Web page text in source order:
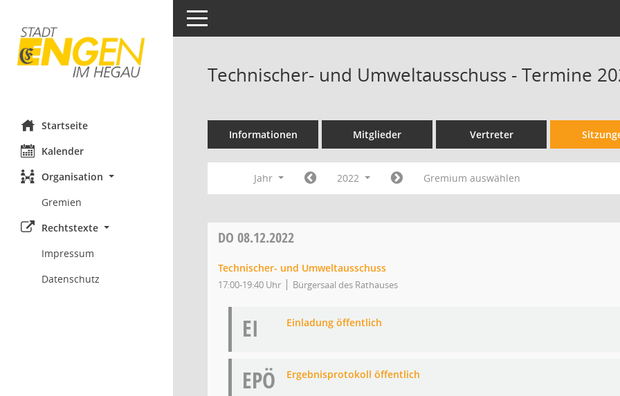
Startseite
Kalender
Organisation
Gremien
Rechtstexte
Impressum
Datenschutz
Toggle navigation
Technischer- und Umweltausschuss - Termine
Informationen Mitglieder Vertreter
Jahr 2022 Gremium auswählen
DO 08.12.2022
Technischer- und Umweltausschuss
17:00-19:40 Uhr Bürgersaal des Rathauses
EI Einladung öffentlich
EPÖ Ergebnisprotokoll öffentlich